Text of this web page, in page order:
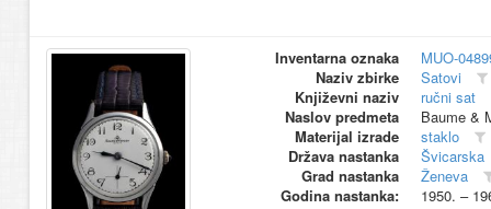
Inventarna oznaka
MUO-
Naziv zbirke
Satovi
Književni naziv
ručni sat
Naslov predmeta
Baume &
Materijal izrade
staklo
Država nastanka
Švicarska
Grad nastanka
Ženeva
Godina nastanka:
1950. –